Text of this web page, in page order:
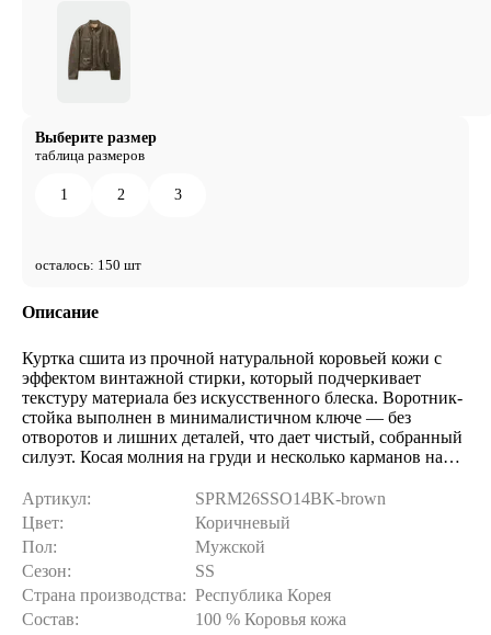
Выберите размер
таблица размеров
1 2 3
осталось: 150 шт
Описание
Куртка сшита из прочной натуральной коровьей кожи с
эффектом винтажной стирки, который подчеркивает
текстуру материала без искусственного блеска. Воротник-
стойка выполнен в минималистичном ключе — без
отворотов и лишних деталей, что дает чистый, собранный
силуэт. Косая молния на груди и несколько карманов на
сдержанном, не перегруженном варианте. Изделие
укомплектовано фурнитурой YKK, а посадка и баланс
тщательно проработаны на собственном производстве для
максимального комфорта при носке. На фотографиях
представлен первый размер, ориентируйтесь на него для
оценки силуэта, а точные параметры обязательно сверьте с
таблицей замеров ниже.
Артикул:
SPRM26SSO14BK-brown
Цвет:
Коричневый
Пол:
Мужской
Сезон:
SS
Страна производства: Республика Корея
Состав:
100 % Коровья кожа